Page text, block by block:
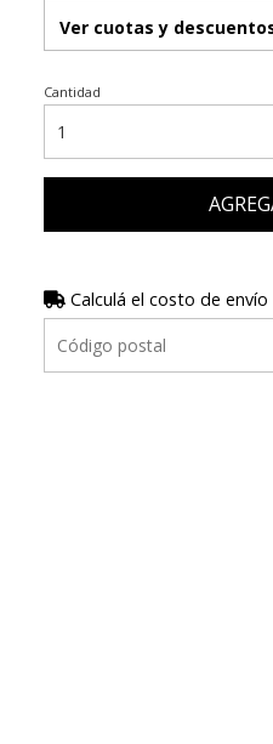
Ver cuotas y
Cantidad
Calculá el costo de envío